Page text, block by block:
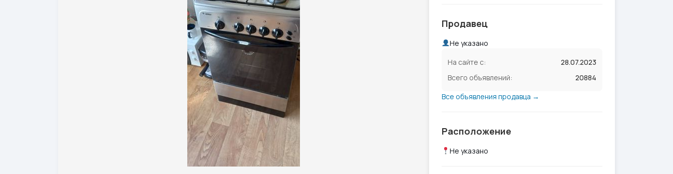
Продавец
Не указано
На сайте с:
28.07.2023
Всего объявлений:
20884
Все объявления продавца →
Расположение
Не указано